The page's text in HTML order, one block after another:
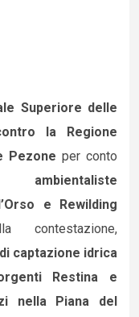
Superiore delle
la Regione
Pezone per conto
e Rewilding
contestazione,
captazione idrica
Restina e
nella Piana del